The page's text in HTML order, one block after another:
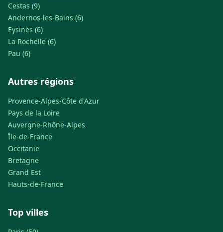
Cestas (9)
Andernos-les-Bains (6)
Eysines (6)
La Rochelle (6)
Pau (6)
Autres régions
Provence-Alpes-Côte d'Azur
Pays de la Loire
Auvergne-Rhône-Alpes
Île-de-France
Occitanie
Bretagne
Grand Est
Hauts-de-France
Top villes